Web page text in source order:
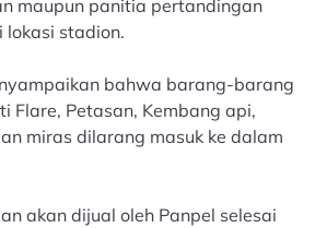
maupun panitia pertandingan
lokasi stadion.
bahwa barang-barang
Flare, Petasan, Kembang api,
miras dilarang masuk ke dalam
akan dijual oleh Panpel selesai